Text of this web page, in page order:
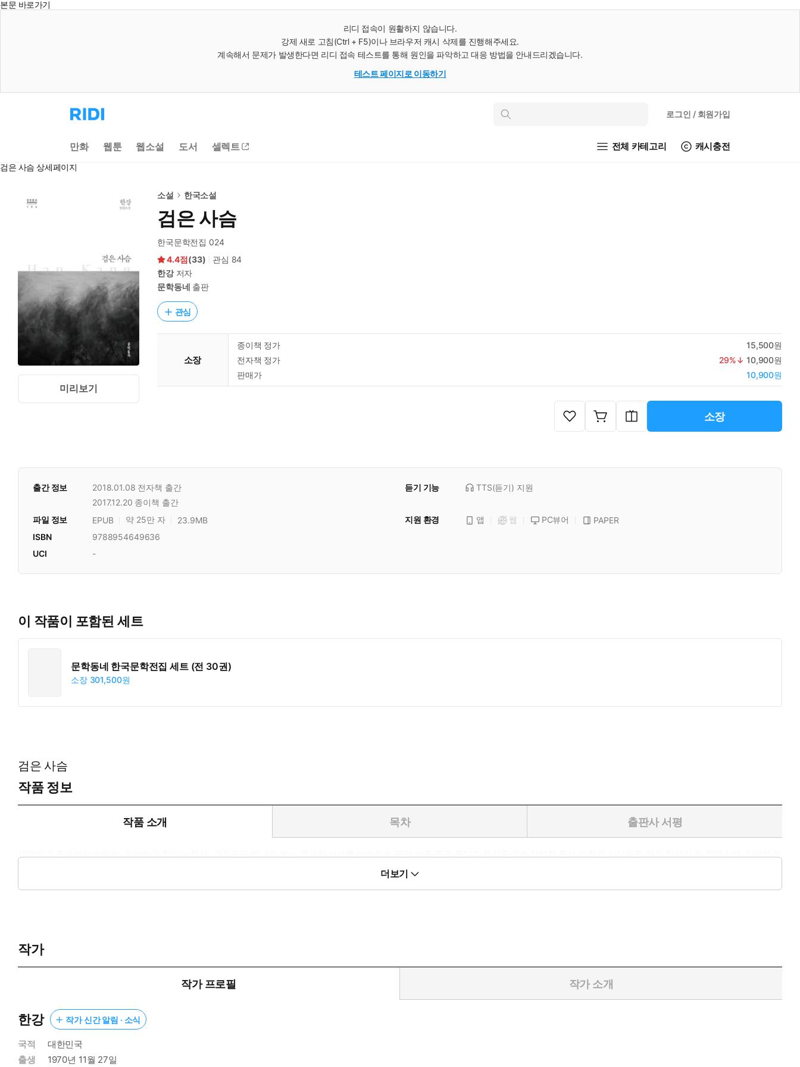
본문 바로가기
리디 접속이 원활하지 않습니다.
강제 새로 고침(Ctrl + F5)이나 브라우저 캐시 삭제를 진행해주세요.
계속해서 문제가 발생한다면 리디 접속 테스트를 통해 원인을 파악하고 대응 방법을 안내드리겠습니다.
테스트 페이지로 이동하기
리
디
으
로
동
인
로그인 / 회원가입
만화 웹툰 웹소설 도서 셀렉트 전체 카테고리 캐시충전
검은 사슴 상세페이지
미리보기
소설 한국소설
검은 사슴
한국문학전집 024
4.4
(33) 관심 84
한강저자
문학동네 출판
관심
소장
종이책 정가
15,500원
전자책 정가
29%↓ 10,900원
판매가
10,900원
소장
출간 정보 2018.01.08 전자책 출간
2017.12.20 종이책 출간
듣기 기능 TTS(듣기) 지원
파일 정보 EPUB 약 25만 자 23.9MB 지원 환경 앱 웹 PC뷰어
PAPER
ISBN
9788954649636
UCI
-
이 작품이 포함된 세트
문학동네 한국문학전집 세트 (전 30권)
소장 301,500원
검은 사슴
작품 정보
작품 소개 목차 출판사 서평
세련되고 충격적인 이미지, 우아하고 힘있는 묘사, 그것들을 하나로 꿰는 견고한 서사를 바탕으로 등단 이후 줄곧 문단과 독자들에게 강렬한 독서 체험을 선사해준 작가 한강의 첫 장편소설. 치밀하고
빈틈없는 서사와 깊은 울림을 주는 시적인 문장들로 출간 당시 "한 젊은 마이스터의 탄생을 예감케 한다"는 찬사를 받았다. 다시 세상 밖으로 돌아나오지 못하더라도 심연 속으로 발을 내딛는 소설 속
더보기
작가
작가 프로필 작가 소개
한강 작가 신간 알림 · 소식
국적
대한민국
출생
1970년 11월 27일